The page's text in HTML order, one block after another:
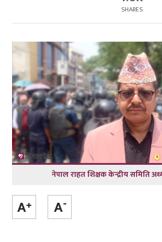
SHARES
नेपाल राहत शिक्षक केन्द्रीय समिति